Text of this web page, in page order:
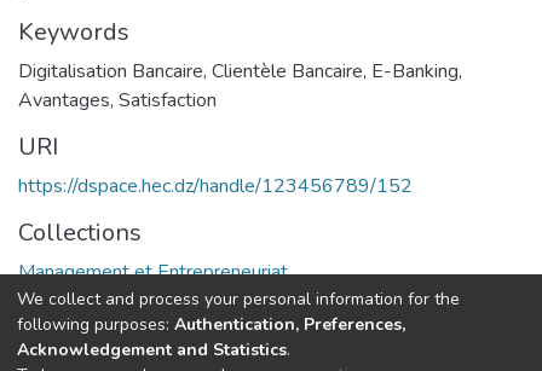
Keywords
Digitalisation Bancaire, Clientèle Bancaire, E-Banking,
Avantages, Satisfaction
URI
https://dspace.hec.dz/handle/123456789/152
Collections
Management et Entrepreneuriat
Full item page
We collect and process your personal information for the
following purposes: Authentication, Preferences,
Acknowledgement and Statistics.